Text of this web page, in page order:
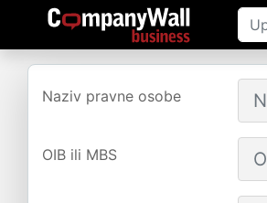
Naziv pravne osobe
OIB ili MBS